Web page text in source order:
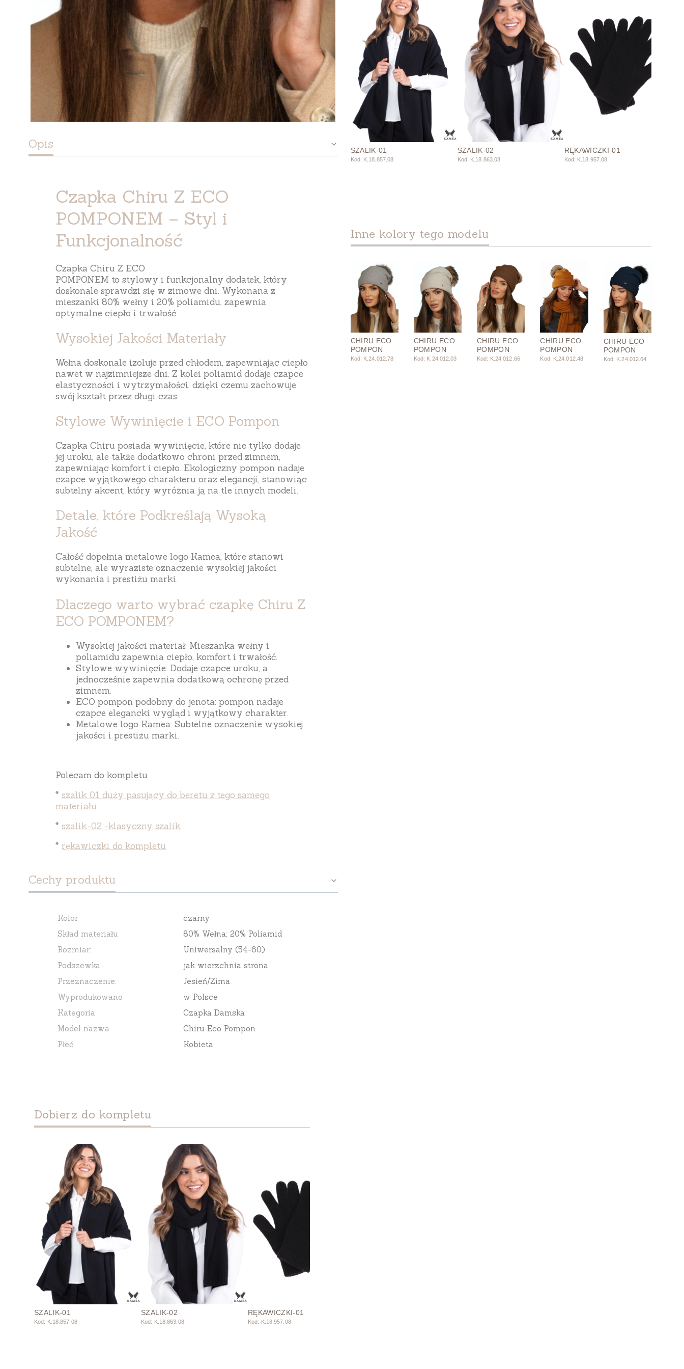
Opis
Czapka Chiru Z ECO
POMPONEM – Styl i
Funkcjonalność
Czapka Chiru Z ECO
POMPONEM tostylowy i funkcjonalny dodatek, który
doskonale sprawdzi się w zimowe dni. Wykonana z
mieszanki80% wełny i20% poliamidu, zapewnia
optymalne ciepło i trwałość.
Wysokiej Jakości Materiały
Wełna doskonale izoluje przed chłodem, zapewniając ciepło
nawet w najzimniejsze dni. Z koleipoliamid dodaje czapce
elastyczności i wytrzymałości, dzięki czemu zachowuje
swój kształt przez długi czas.
Stylowe Wywinięcie i ECO Pompon
Czapka Chiru posiada wywinięcie, które nie tylko dodaje
jej uroku, ale także dodatkowo chroni przed zimnem,
zapewniając komfort i ciepło. Ekologicznypompon nadaje
czapce wyjątkowego charakteru oraz elegancji, stanowiąc
subtelny akcent, który wyróżnia ją na tle innych modeli.
Detale, które Podkreślają Wysoką
Jakość
Całość dopełniametalowe logo Kamea, które stanowi
subtelne, ale wyraziste oznaczenie wysokiej jakości
wykonania i prestiżu marki.
Dlaczego warto wybrać czapkę Chiru Z
ECO POMPONEM?
Wysokiej jakości materiał: Mieszanka wełny i
poliamidu zapewnia ciepło, komfort i trwałość.
Stylowe wywinięcie: Dodaje czapce uroku, a
jednocześnie zapewnia dodatkową ochronę przed
zimnem.
ECO pompon podobny do jenota: pompon nadaje
czapce elegancki wygląd i wyjątkowy charakter.
Metalowe logo Kamea: Subtelne oznaczenie wysokiej
jakości i prestiżu marki.
Polecam do kompletu
* szalik 01 duży pasujący do beretu z tego samego
materiału
* szalik-02 -klasyczny szalik
*rękawiczki do kompletu
Cechy produktu
Kolor
czarny
Skład materiału
80% Wełna; 20% Poliamid
Rozmiar:
Uniwersalny (54-60)
Podszewka
jak wierzchnia strona
Przeznaczenie:
Jesień/Zima
Wyprodukowano
w Polsce
Kategoria
Czapka Damska
Model nazwa
Chiru Eco Pompon
Płeć:
Kobieta
SZALIK-01
Kod: K.18.857.08
SZALIK-02
Kod: K.18.863.08
RĘKAWICZKI-01
Kod: K.18.957.08
Inne kolory tego modelu
CHIRU ECO
POMPON
Kod: K.24.012.78
CHIRU ECO
POMPON
Kod: K.24.012.03
CHIRU ECO
POMPON
Kod: K.24.012.66
CHIRU ECO
POMPON
Kod: K.24.012.48
CHIRU ECO
POMPON
Kod: K.24.012.64
Dobierz do kompletu
SZALIK-01
Kod: K.18.857.08
SZALIK-02
Kod: K.18.863.08
RĘKAWICZKI-01
Kod: K.18.957.08